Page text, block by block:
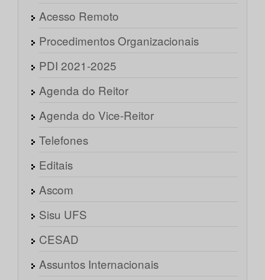
Acesso Remoto
Procedimentos Organizacionais
PDI 2021-2025
Agenda do Reitor
Agenda do Vice-Reitor
Telefones
Editais
Ascom
Sisu UFS
CESAD
Assuntos Internacionais